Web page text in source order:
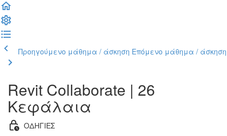
Προηγούμενο μάθημα / άσκηση Επόμενο μάθημα / άσκηση
Revit Collaborate | 26
Κεφάλαια
ΟΔΗΓΙΕΣ